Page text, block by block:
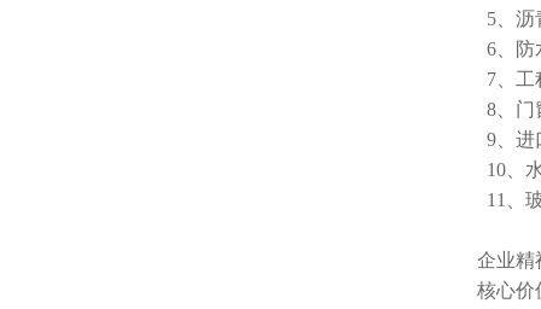
5、沥
6、防
7、工
8、门
9、进
10、
11、
企业精
核心价